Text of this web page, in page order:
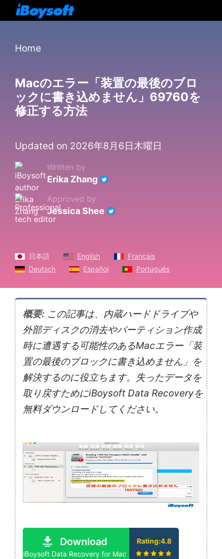
Home
Macのエラー「装置の最後のブロ
ックに書き込めません」69760を
修正する方法
Updated on 2026年8月6日木曜日
Written by
Erika Zhang
Approved by
Jessica Shee
日本語 English
Français
Deutsch
Español Português
概要: この記事は、内蔵ハードドライブや
外部ディスクの消去やパーティション作成
時に遭遇する可能性のあるMacエラー「装
置の最後のブロックに書き込めません」を
解決するのに役立ちます。失ったデータを
取り戻すためにiBoysoft Data Recoveryを
無料ダウンロードしてください。
Download
iBoysoft Data Recovery for Mac
Rating:4.8